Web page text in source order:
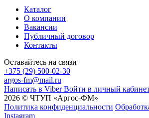
Каталог
О компании
Вакансии
Публичный договор
Контакты
Оставайтесь на связи
+375 (29) 500-02-30
argos-fm@mail.ru
Написать в Viber Войти в личный
2026 © ЧТУП «Аргос-ФМ»
Политика конфиденциальности
Instagram